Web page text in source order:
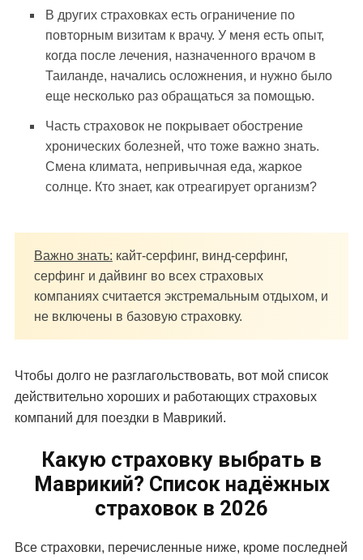
В других страховках есть ограничение по
повторным визитам к врачу. У меня есть опыт,
когда после лечения, назначенного врачом в
Таиланде, начались осложнения, и нужно было
еще несколько раз обращаться за помощью.
Часть страховок не покрывает обострение
хронических болезней, что тоже важно знать.
Смена климата, непривычная еда, жаркое
солнце. Кто знает, как отреагирует организм?
Важно знать: кайт-серфинг, винд-серфинг,
серфинг и дайвинг во всех страховых
компаниях считается экстремальным отдыхом, и
не включены в базовую страховку.
Чтобы долго не разглагольствовать, вот мой список
действительно хороших и работающих страховых
компаний для поездки в Маврикий.
Какую страховку выбрать в
Маврикий? Список надёжных
страховок в 2026
Все страховки, перечисленные ниже, кроме последней